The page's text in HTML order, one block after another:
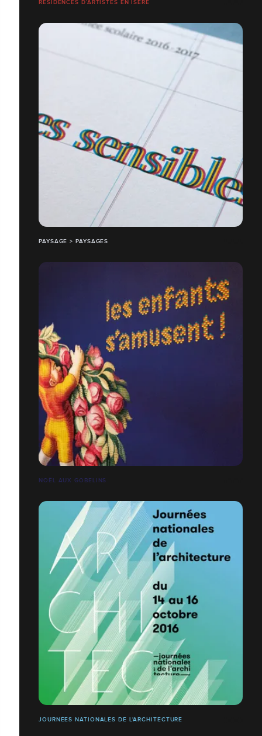
RÉSIDENCES D’ARTISTES EN ISÈRE
PAYSAGE > PAYSAGES
NOËL AUX GOBELINS
JOURNÉES NATIONALES DE L'ARCHITECTURE